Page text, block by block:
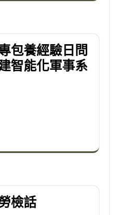
包養經驗日問
智能化軍事系
檢話